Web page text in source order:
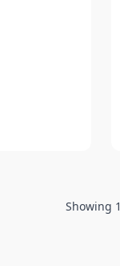
Showing 1